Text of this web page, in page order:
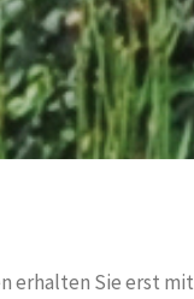
erhalten Sie erst mit